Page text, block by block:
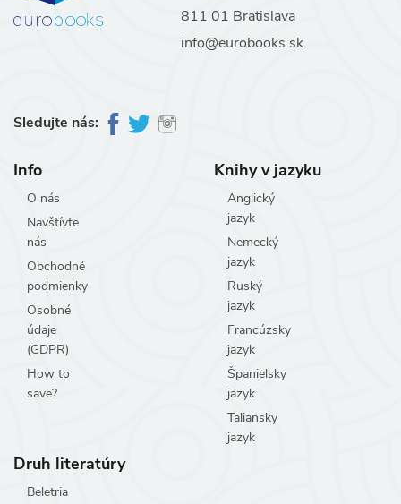
811 01 Bratislava
info@eurobooks.sk
Sledujte nás:
Info
O nás
Navštívte
nás
Obchodné
podmienky
Osobné
údaje
(GDPR)
How to
save?
Knihy v jazyku
Anglický
jazyk
Nemecký
jazyk
Ruský
jazyk
Francúzsky
jazyk
Španielsky
jazyk
Taliansky
jazyk
Druh literatúry
Beletria